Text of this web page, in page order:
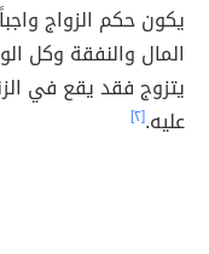
يكون حكم الزواج
المال والنفقة وكل
يتزوج فقد يقع في
عليه.[٢]